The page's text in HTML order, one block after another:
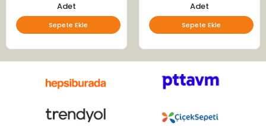
Adet
Sepete Ekle
Adet
Sepete Ekle